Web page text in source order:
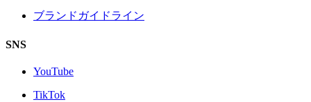
ブランドガイドライン
SNS
YouTube
TikTok